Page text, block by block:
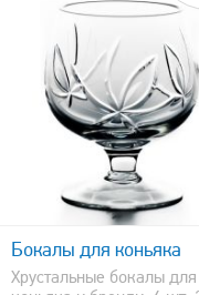
Бокалы для коньяка
Хрустальные бокалы для
быстрый просмотр